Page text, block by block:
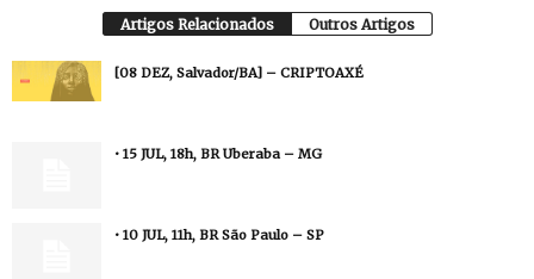
Artigos Relacionados Outros Artigos
[08 DEZ, Salvador/BA] – CRIPTOAXÉ
• 15 JUL, 18h, BR Uberaba – MG
• 10 JUL, 11h, BR São Paulo – SP